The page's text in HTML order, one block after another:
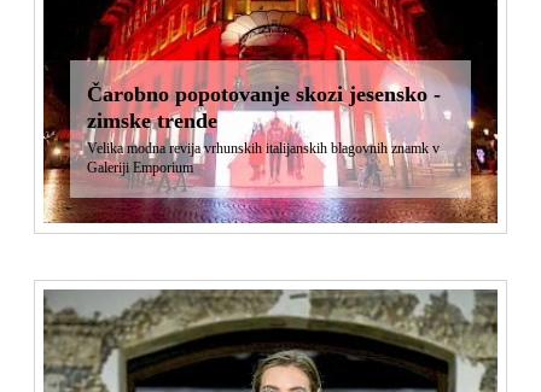
Čarobno popotovanje skozi jesensko -
zimske trende
Velika modna revija vrhunskih italijanskih blagovnih znamk v
Galeriji Emporium